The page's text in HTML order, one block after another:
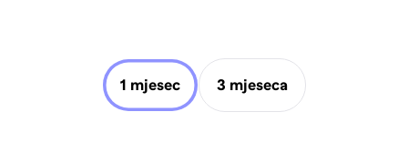
1 mjesec 3 mjeseca